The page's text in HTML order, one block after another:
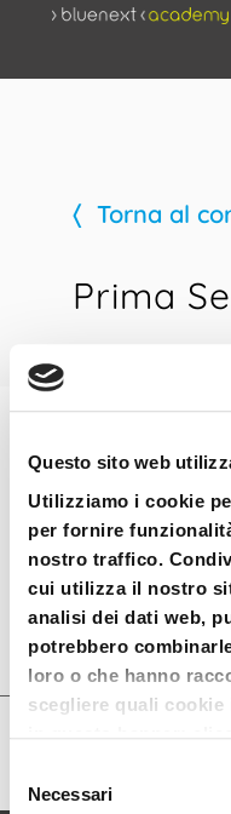
Questo sito web
Utilizziamo i cookie
per fornire
nostro traffico.
cui utilizza il nostro
analisi dei dati web,
potrebbero
loro o che hanno
scegliere quali
i cookie che hai
delNecessari
Torna al
Prima
Prima
Prima
Video